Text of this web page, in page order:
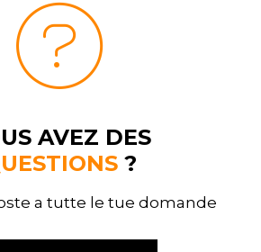
AVEZ DES
?
a tutte le tue domande